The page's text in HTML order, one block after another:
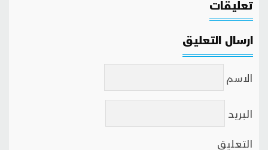
تعليقات
ارسال التعليق
الاسم
البريد
التعليق